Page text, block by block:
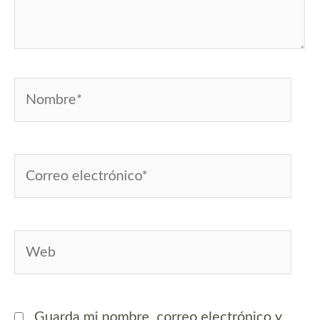
electrónico*
Guarda mi nombre, correo electrónico y